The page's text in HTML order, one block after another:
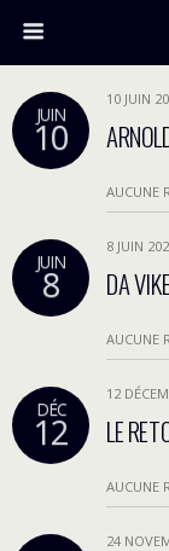
JUIN
10
10 JUIN
AUCUNE
JUIN
8
8 JUIN
DA
AUCUNE
DÉC
12
12
LE
AUCUNE
24